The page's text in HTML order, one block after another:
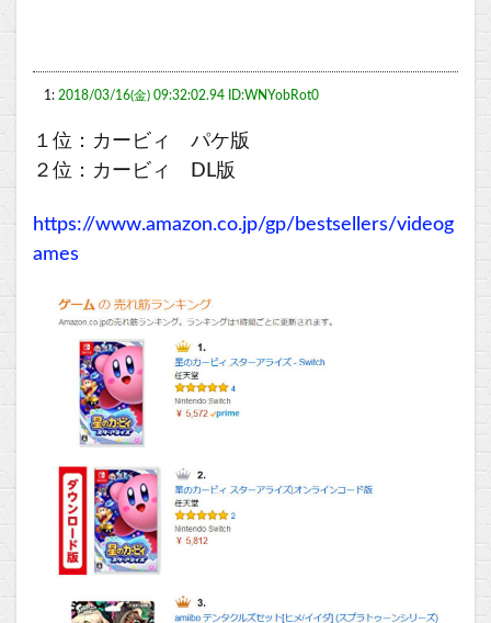
1: 2018/03/16(金) 09:32:02.94 ID:WNYobRot0
１位：カービィ パケ版
２位：カービィ DL版
https://www.amazon.co.jp/gp/bestsellers/videog
ames